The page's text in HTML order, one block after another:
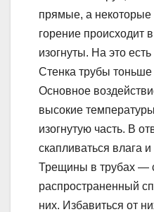
прямые, а некоторые
горение происходит
изогнуты. На это
Стенка трубы тоньше
Основное
высокие
изогнутую часть. В
скапливаться влага
Трещины в трубах —
распространенный
них. Избавиться от